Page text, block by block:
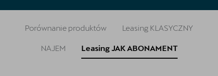
Serwis
Oryginalne części zamienne
Akcesoria CUPRA
Porównanie produktów Leasing KLASYCZNY
NAJEM Leasing JAK ABONAMENT